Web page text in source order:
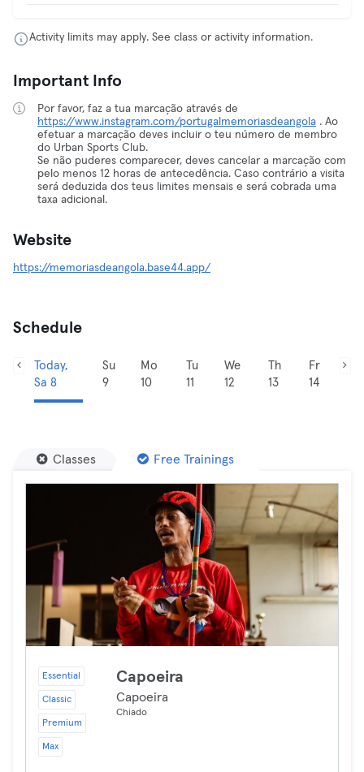
Activity limits may apply. See class or activity information.
Important Info
Por favor, faz a tua marcação através de
https://www.instagram.com/portugalmemoriasdeangola . Ao
efetuar a marcação deves incluir o teu número de membro
do Urban Sports Club.
Se não puderes comparecer, deves cancelar a marcação com
pelo menos 12 horas de antecedência. Caso contrário a visita
será deduzida dos teus limites mensais e será cobrada uma
taxa adicional.
Website
https://memoriasdeangola.base44.app/
Schedule
Today,
Sa 8
Su
9
Mo
10
Tu
11
We
12
Th
13
Fr
14
Classes Free Trainings
Essential
Classic
Premium
Max
Capoeira
Capoeira
Chiado